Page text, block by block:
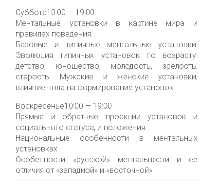
Суббота10:00 — 19:00
Ментальные установки в картине мира и
правилах поведения.
Базовые и типичные ментальные установки.
Эволюция типичных установок по возрасту:
детство, юношество, молодость, зрелость,
старость. Мужские и женские установки,
влияние пола на формирование установок.
Воскресенье10:00 — 19:00
Прямые и обратные проекции установок и
социального статуса, и положения.
Национальные особенности в ментальных
установках.
Особенности «русской» ментальности и ее
отличия от «западной» и «восточной».